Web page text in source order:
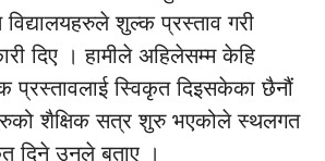
शुल्क प्रस्ताव गरी
दिए । हामीले अहिलेसम्म केहि
प्रस्तावलाई स्विकृत दिइसकेका छैनौं
शैक्षिक सत्र शुरु भएकोले स्थलगत
दिने उनले बताए ।